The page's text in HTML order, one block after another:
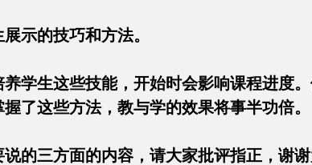
展示的技巧和方法。
学生这些技能，开始时会影响课程进度
握了这些方法，教与学的效果将事半功
说的三方面的内容，请大家批评指正，